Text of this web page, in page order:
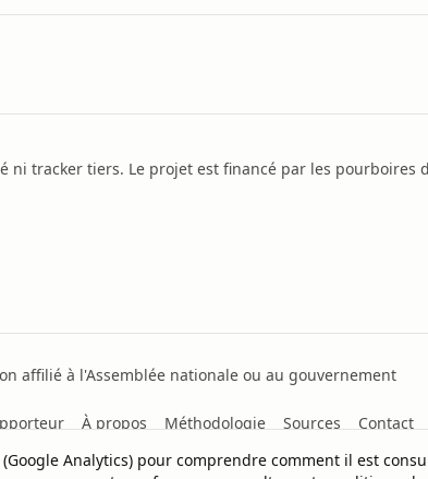
tracker tiers. Le projet est financé par les pourboires
affilié à l'Assemblée nationale ou au gouvernement
À propos Méthodologie Sources Contact
Analytics) pour comprendre comment il est